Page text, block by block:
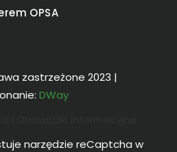
OPSA
zastrzeżone 2023 |
DWay
narzędzie reCaptcha w